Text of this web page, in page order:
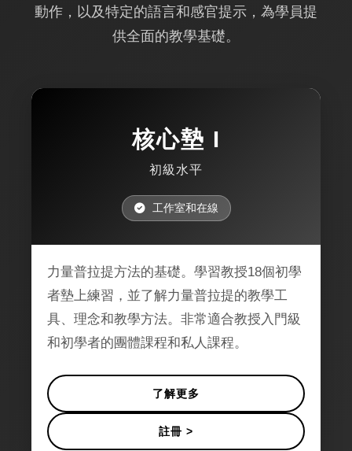
動作，以及特定的語言和感官提示，為學員提
供全面的教學基礎。
核心墊 I
初級水平
工作室和在線
力量普拉提方法的基礎。學習教授18個初學
者墊上練習，並了解力量普拉提的教學工
具、理念和教學方法。非常適合教授入門級
和初學者的團體課程和私人課程。
了解更多
註冊 >